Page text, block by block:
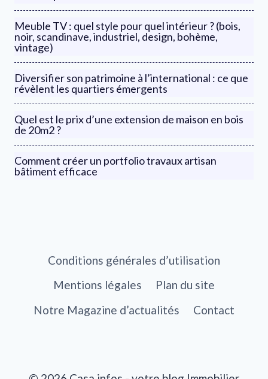
Meuble TV : quel style pour quel intérieur ? (bois,
noir, scandinave, industriel, design, bohème,
vintage)
Diversifier son patrimoine à l’international : ce que
révèlent les quartiers émergents
Quel est le prix d’une extension de maison en bois
de 20m2 ?
Comment créer un portfolio travaux artisan
bâtiment efficace
Conditions générales d’utilisation
Mentions légales
Plan du site
Notre Magazine d’actualités
Contact